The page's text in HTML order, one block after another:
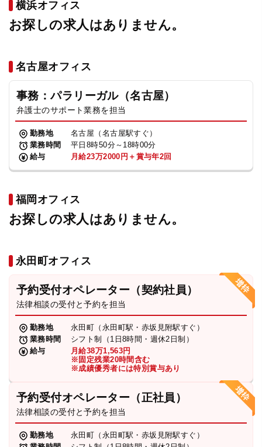
横浜オフィス
お探しの求人はありません。
名古屋オフィス
事務：パラリーガル（名古屋）
弁護士のサポート業務を担当
勤務地
名古屋（名古屋駅すぐ）
業務時間
平日8時50分～18時00分
給与
月給23万2000円＋賞与年2回
福岡オフィス
お探しの求人はありません。
永田町オフィス
予約受付オペレーター（契約社員）
法律相談の受付と予約を担当
勤務地
永田町（永田町駅・赤坂見附駅すぐ）
業務時間
シフト制（1日8時間・週休2日制）
給与
月給38万1,563円
※固定残業20時間含む
※成績優秀者には特別賞与あり
予約受付オペレーター（正社員）
法律相談の受付と予約を担当
勤務地
永田町（永田町駅・赤坂見附駅すぐ）